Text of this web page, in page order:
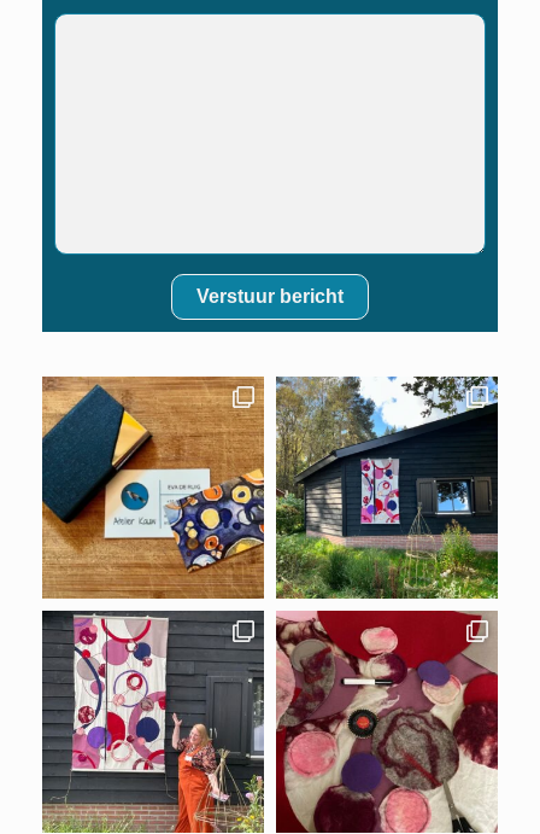
Verstuur bericht